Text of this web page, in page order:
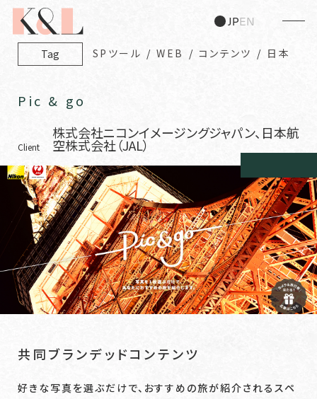
JPEN
Tag SPツール WEB コンテンツ 日本
Pic & go
Client
株式会社ニコンイメージングジャパン、日本航
空株式会社（JAL）
共同ブランデッドコンテンツ
好きな写真を選ぶだけで、おすすめの旅が紹介されるスペ